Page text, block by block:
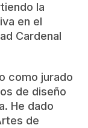
la
en el
Cardenal
como jurado
de diseño
He dado
de